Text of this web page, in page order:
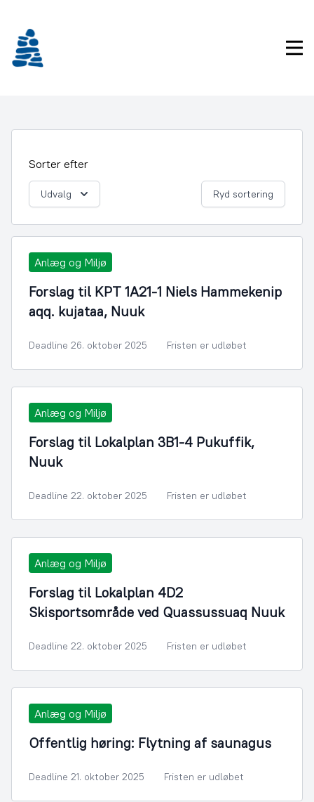
indhold
Sorter efter
Udvalg Ryd sortering
Anlæg og Miljø
Forslag til KPT 1A21-1 Niels Hammekenip
aqq. kujataa, Nuuk
Deadline 26. oktober 2025 Fristen er udløbet
Anlæg og Miljø
Forslag til Lokalplan 3B1-4 Pukuffik,
Nuuk
Deadline 22. oktober 2025 Fristen er udløbet
Anlæg og Miljø
Forslag til Lokalplan 4D2
Skisportsområde ved Quassussuaq Nuuk
Deadline 22. oktober 2025 Fristen er udløbet
Anlæg og Miljø
Offentlig høring: Flytning af saunagus
Deadline 21. oktober 2025 Fristen er udløbet